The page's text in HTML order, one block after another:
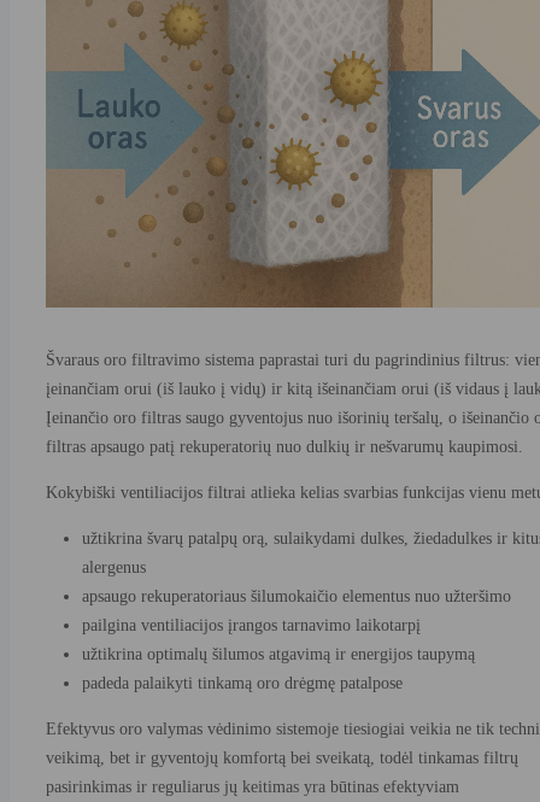
Švaraus oro filtravimo sistema paprastai turi du pagrindinius filtrus:
įeinančiam orui (iš lauko į vidų) ir kitą išeinančiam orui (iš vidaus į
Įeinančio oro filtras saugo gyventojus nuo išorinių teršalų, o išeinančio
filtras apsaugo patį rekuperatorių nuo dulkių ir nešvarumų kaupimosi.
Kokybiški ventiliacijos filtrai atlieka kelias svarbias funkcijas vienu
užtikrina švarų patalpų orą, sulaikydami dulkes, žiedadulkes ir
alergenus
apsaugo rekuperatoriaus šilumokaičio elementus nuo užteršimo
pailgina ventiliacijos įrangos tarnavimo laikotarpį
užtikrina optimalų šilumos atgavimą ir energijos taupymą
padeda palaikyti tinkamą oro drėgmę patalpose
Efektyvus oro valymas vėdinimo sistemoje tiesiogiai veikia ne tik
veikimą, bet ir gyventojų komfortą bei sveikatą, todėl tinkamas filtrų
pasirinkimas ir reguliarus jų keitimas yra būtinas efektyviam